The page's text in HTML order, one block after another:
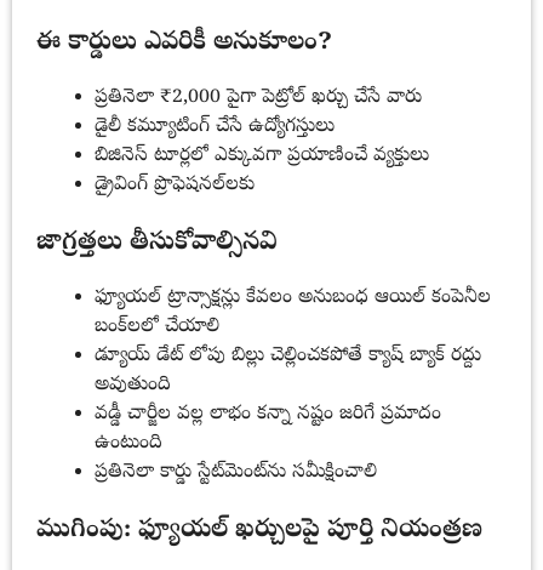
ఈ కార్డులు ఎవరికీ అనుకూలం?
ప్రతినెలా ₹2,000 పైగా పెట్రోల్ ఖర్చు చేసే వారు
డైలీ కమ్యూటింగ్ చేసే ఉద్యోగస్తులు
బిజినెస్ టూర్లలో ఎక్కువగా ప్రయాణించే వ్యక్తులు
డ్రైవింగ్ ప్రొఫెషనల్‌లకు
జాగ్రత్తలు తీసుకోవాల్సినవి
ఫ్యూయల్ ట్రాన్సాక్షన్లు కేవలం అనుబంధ ఆయిల్ కంపెనీల
బంక్‌లలో చేయాలి
డ్యూయ్ డేట్ లోపు బిల్లు చెల్లించకపోతే క్యాష్ బ్యాక్ రద్దు
అవుతుంది
వడ్డీ చార్జీల వల్ల లాభం కన్నా నష్టం జరిగే ప్రమాదం
ఉంటుంది
ప్రతినెలా కార్డు స్టేట్‌మెంట్‌ను సమీక్షించాలి
ముగింపు: ఫ్యూయల్ ఖర్చులపై పూర్తి నియంత్రణ